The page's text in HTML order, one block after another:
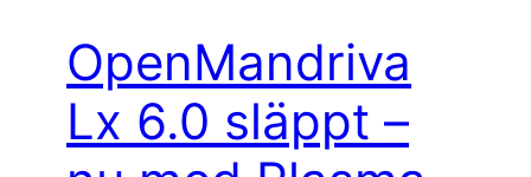
OpenMandriva
Lx 6.0 släppt –